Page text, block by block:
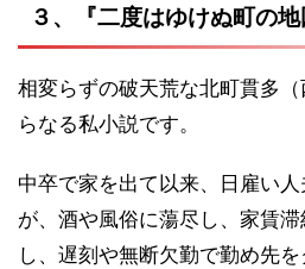
３、『二度はゆけぬ町の地
相変らずの破天荒な北町貫多
らなる私小説です。
中卒で家を出て以来、日雇い
が、酒や風俗に蕩尽し、家賃
し、遅刻や無断欠勤で勤め先